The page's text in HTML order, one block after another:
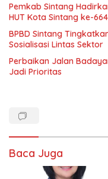
Pemkab Sintang
HUT Kota Sintang ke-664
BPBD Sintang
Sosialisasi Lintas Sektor
Perbaikan Jalan
Jadi Prioritas
Baca Juga